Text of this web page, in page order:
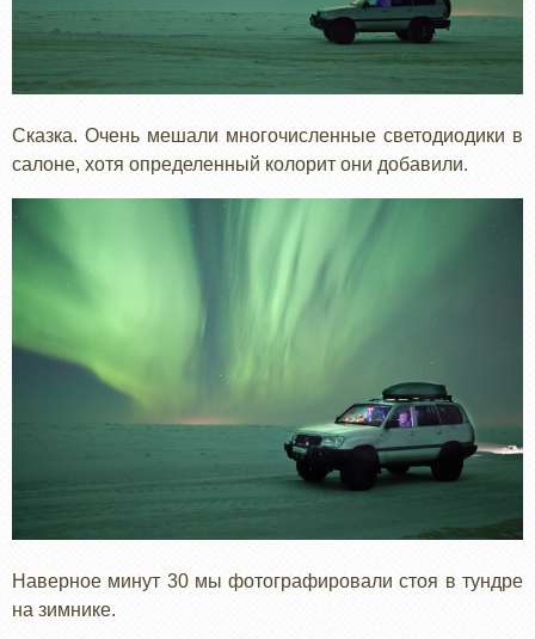
Сказка. Очень мешали многочисленные светодиодики в
салоне, хотя определенный колорит они добавили.
Наверное минут 30 мы фотографировали стоя в тундре
на зимнике.